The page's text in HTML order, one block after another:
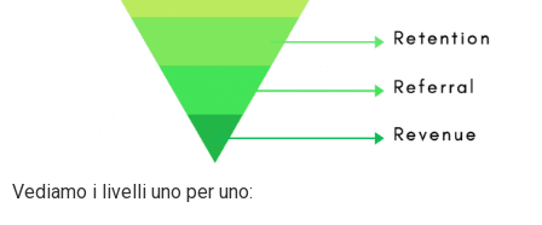
Vediamo i livelli uno per uno: